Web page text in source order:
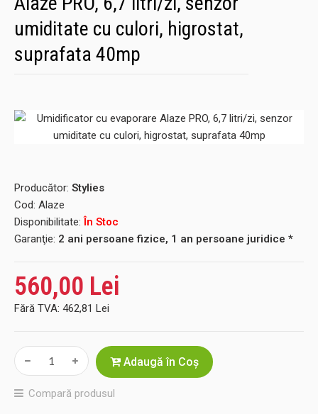
umiditate cu culori, higrostat,
suprafata 40mp
Producător: Stylies
Cod: Alaze
Disponibilitate: În Stoc
Garanţie: 2 ani persoane fizice, 1 an persoane juridice *
560,00 Lei
Fără TVA: 462,81 Lei
Adaugă în Coş
Compară produsul